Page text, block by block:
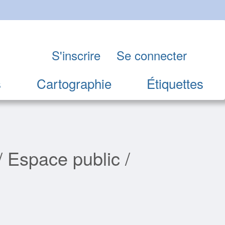
Cartographie Étiquettes
S'inscrire Se connecter
public /